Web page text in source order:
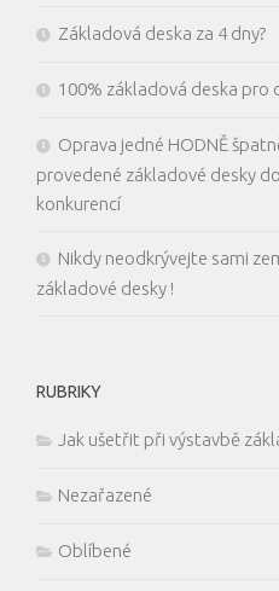
Základová deska za 4 dny?
100% základová deska pro
Oprava jedné HODNĚ
provedené základové desky
konkurencí
Nikdy neodkrývejte sami
základové desky !
RUBRIKY
Jak ušetřit při výstavbě
Nezařazené
Oblíbené